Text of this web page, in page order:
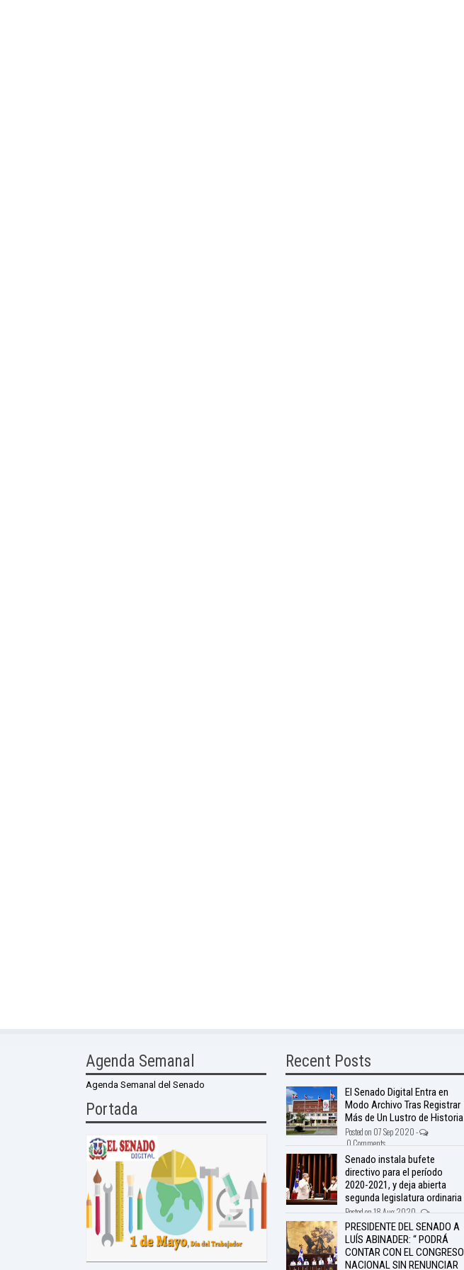
Agenda Semanal
Agenda Semanal del Senado
Portada
Recent Posts
El Senado Digital Entra en
Modo Archivo Tras Registrar
Más de Un Lustro de Historia
Posted on 07 Sep 2020 -
0 Comments
Senado instala bufete
directivo para el período
2020-2021, y deja abierta
segunda legislatura ordinaria
Posted on 18 Aug 2020 -
0 Comments
PRESIDENTE DEL SENADO A
LUÍS ABINADER: “ PODRÁ
CONTAR CON EL CONGRESO
NACIONAL SIN RENUNCIAR